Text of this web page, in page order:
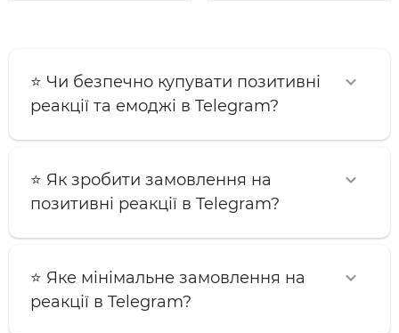
⭐️ Чи безпечно купувати позитивні
реакції та емоджі в Telegram?
⭐️ Як зробити замовлення на
позитивні реакції в Telegram?
⭐️ Яке мінімальне замовлення на
реакції в Telegram?